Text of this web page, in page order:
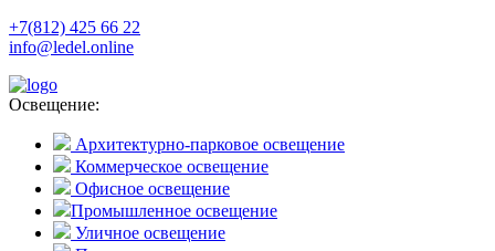
+7(812) 425 66 22
info@ledel.online
Освещение:
Архитектурно-парковое освещение
Коммерческое освещение
Офисное освещение
Промышленное освещение
Уличное освещение